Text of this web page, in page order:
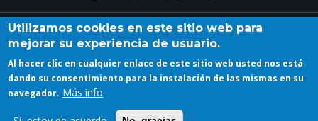
Contacto Accesibilidad Directorio Calendario
Iniciar sesión
Utilizamos cookies en este sitio web para
mejorar su experiencia de usuario.
Al hacer clic en cualquier enlace de este sitio web usted nos está
dando su consentimiento para la instalación de las mismas en su
navegador. Más info